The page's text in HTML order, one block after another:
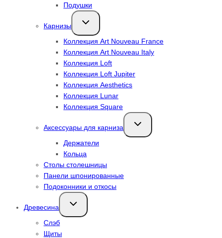
Подушки
Карнизы
Переключить
дочернее
Коллекция Art Nouveau France
Коллекция Art Nouveau Italy
Коллекция Loft
Коллекция Loft Jupiter
Коллекция Aesthetics
Коллекция Lunar
Коллекция Square
Аксессуары для карниза
Переключить
дочернее
Держатели
Кольца
Столы столешницы
Панели шпонированные
Подоконники и откосы
Древесина
Переключить
дочернее
Слэб
Щиты